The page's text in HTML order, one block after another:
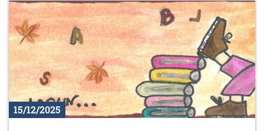
15/12/2025